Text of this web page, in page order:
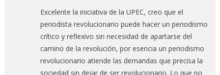
Excelente la iniciativa de la UPEC, creo que el
periodista revolucionario puede hacer un periodismo
crítico y reflexivo sin necesidad de apartarse del
camino de la revolución, por esencia un periodismo
revolucionario atiende las demandas que precisa la
sociedad sin dejar de ser revolucionario. Lo que no